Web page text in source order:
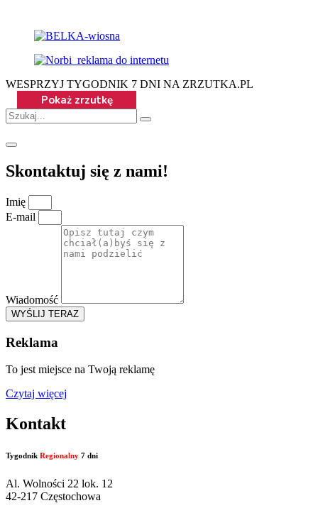
WESPRZYJ TYGODNIK 7 DNI NA ZRZUTKA.PL
Skontaktuj się z nami!
Imię
E-mail
Wiadomość
WYŚLIJ TERAZ
Reklama
To jest miejsce na Twoją reklamę
Czytaj więcej
Kontakt
Tygodnik Regionalny 7 dni
Al. Wolności 22 lok. 12
42-217 Częstochowa